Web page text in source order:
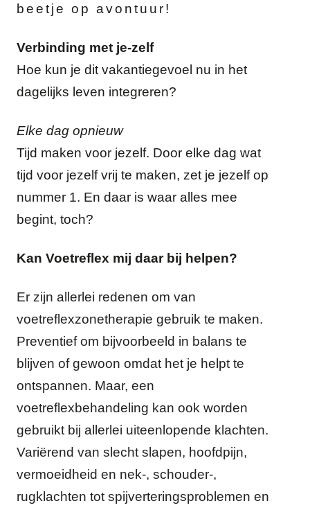
beetje op avontuur!
Verbinding met je-zelf
Hoe kun je dit vakantiegevoel nu in het
dagelijks leven integreren?
Elke dag opnieuw
Tijd maken voor jezelf. Door elke dag wat
tijd voor jezelf vrij te maken, zet je jezelf op
nummer 1. En daar is waar alles mee
begint, toch?
Kan Voetreflex mij daar bij helpen?
Er zijn allerlei redenen om van
voetreflexzonetherapie gebruik te maken.
Preventief om bijvoorbeeld in balans te
blijven of gewoon omdat het je helpt te
ontspannen. Maar, een
voetreflexbehandeling kan ook worden
gebruikt bij allerlei uiteenlopende klachten.
Variërend van slecht slapen, hoofdpijn,
vermoeidheid en nek-, schouder-,
rugklachten tot spijverteringsproblemen en